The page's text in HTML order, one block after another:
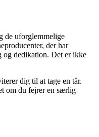
de uforglemmelige
der har
og dedikation. Det er ikke
dig til at tage en tår.
om du fejrer en særlig